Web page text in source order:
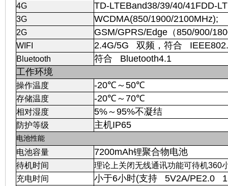
4G TD-LTEBand38/39/40/41FDD-
3G WCDMA(850/1900/2100MHz);
2G GSM/GPRS/Edge（850/900/
WIFI 2.4G/5G 双频，符合
Bluetooth
符合 Bluetooth4.1
工作环境
操作温度 -20℃～50℃
存储温度 -20℃～70℃
相对湿度 5%～95%不凝结
防护等级 主机IP65
电池性能
电池容量 7200mAh锂聚合物电池
待机时间
理论上关闭无线通讯功能可待机360
充电时间
小于6小时(支持 5V2A/PE2.0